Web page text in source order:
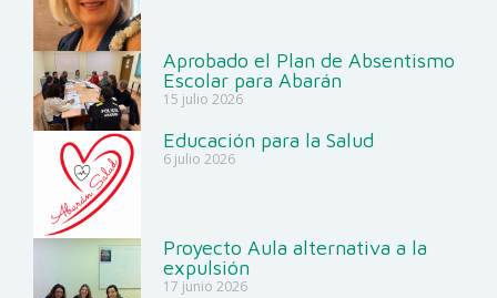
Aprobado el Plan de Absentismo
Escolar para Abarán
15 julio 2026
Educación para la Salud
6 julio 2026
Proyecto Aula alternativa a la
expulsión
17 junio 2026